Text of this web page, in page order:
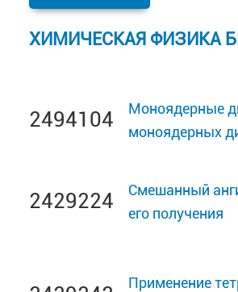
ХИМИЧЕСКАЯ ФИЗИКА
2494104
Моноядерные
моноядерных
2429224
Смешанный
его получения
Применение